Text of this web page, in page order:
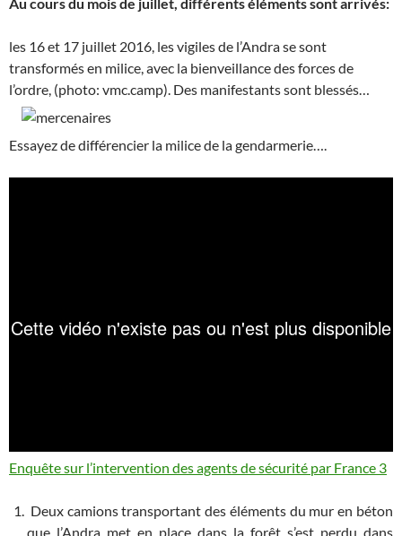
les 16 et 17 juillet 2016, les vigiles de l’Andra se sont
transformés en milice, avec la bienveillance des forces de
l’ordre, (photo: vmc.camp). Des manifestants sont blessés…
Essayez de différencier la milice de la gendarmerie….
Enquête sur l’intervention des agents de sécurité par France 3
Deux camions transportant des éléments du mur en béton
que l’Andra met en place dans la forêt s’est perdu dans